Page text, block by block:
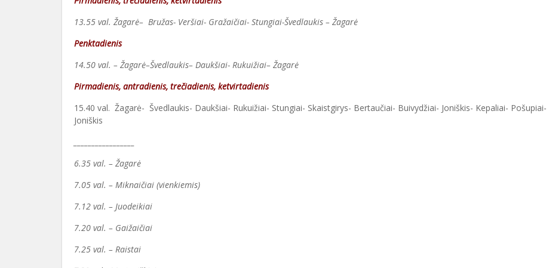
13.55 val. Žagarė– Bružas- Veršiai- Gražaičiai- Stungiai-Švedlaukis – Žagarė
Penktadienis
14.50 val. – Žagarė–Švedlaukis– Daukšiai- Rukuižiai– Žagarė
Pirmadienis, antradienis, trečiadienis, ketvirtadienis
15.40 val. Žagarė- Švedlaukis- Daukšiai- Rukuižiai- Stungiai- Skaistgirys- Bertaučiai- Buivydžiai- Joniškis- Kepaliai- Pošupiai-
Joniškis
6.35 val. – Žagarė
7.05 val. – Miknaičiai (vienkiemis)
7.12 val. – Juodeikiai
7.20 val. – Gaižaičiai
7.25 val. – Raistai